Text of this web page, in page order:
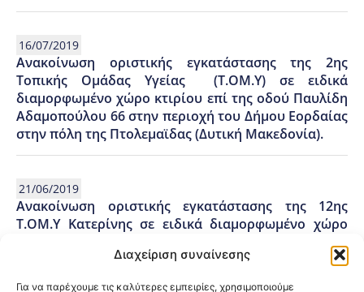
Διαχείριση συναίνεσης
Για να παρέχουμε τις καλύτερες εμπειρίες, χρησιμοποιούμε
16/07/2019
Ανακοίνωση οριστικής εγκατάστασης της 2ης
Τοπικής Ομάδας Υγείας (Τ.ΟΜ.Υ) σε ειδικά
διαμορφωμένο χώρο κτιρίου επί της οδού Παυλίδη
Αδαμοπούλου 66 στην περιοχή του Δήμου Εορδαίας
στην πόλη της Πτολεμαϊδας (Δυτική Μακεδονία).
21/06/2019
Ανακοίνωση οριστικής εγκατάστασης της 12ης
Τ.ΟΜ.Υ Κατερίνης σε ειδικά διαμορφωμένο χώρο
στο κτίριο του Παλιού Νοσοκομείου επί της οδού
Σκουφά 4, όπου πλέον, θα παρέχει τις υπηρεσίες της